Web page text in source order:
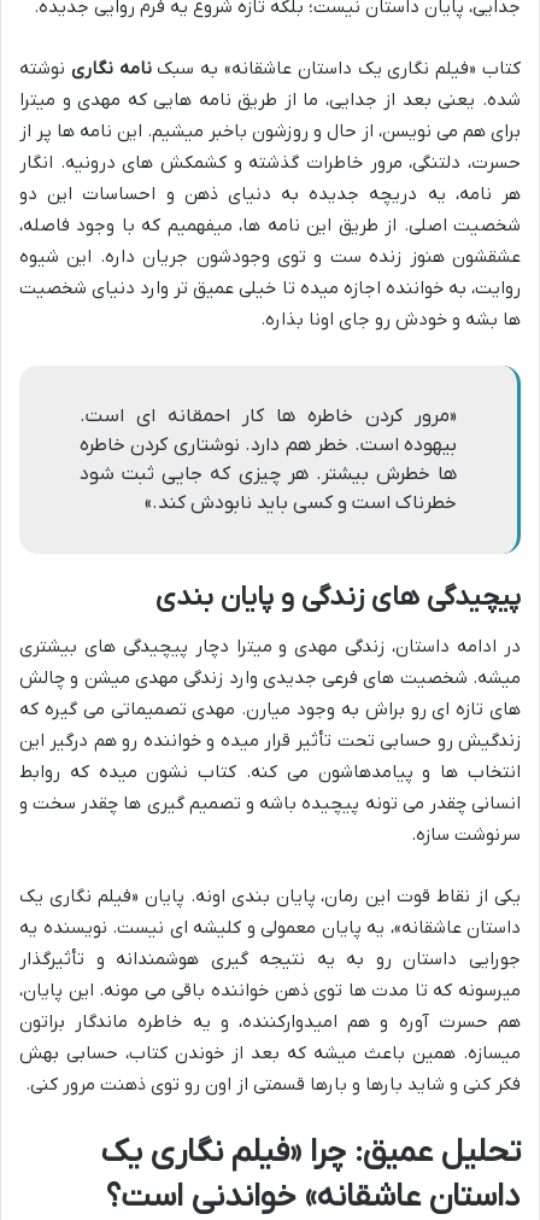
جدایی، پایان داستان نیست؛ بلکه تازه شروع یه فرم روایی جدیده.
کتاب «فیلم نگاری یک داستان عاشقانه» به سبکنامه نگاری نوشته
شده. یعنی بعد از جدایی، ما از طریق نامه هایی که مهدی و میترا
برای هم می نویسن، از حال و روزشون باخبر میشیم. این نامه ها پر از
حسرت، دلتنگی، مرور خاطرات گذشته و کشمکش های درونیه. انگار
هر نامه، یه دریچه جدیده به دنیای ذهن و احساسات این دو
شخصیت اصلی. از طریق این نامه ها، میفهمیم که با وجود فاصله،
عشقشون هنوز زنده ست و توی وجودشون جریان داره. این شیوه
روایت، به خواننده اجازه میده تا خیلی عمیق تر وارد دنیای شخصیت
ها بشه و خودش رو جای اونا بذاره.
«مرور کردن خاطره ها کار احمقانه ای است.
بیهوده است. خطر هم دارد. نوشتاری کردن خاطره
ها خطرش بیشتر. هر چیزی که جایی ثبت شود
خطرناک است و کسی باید نابودش کند.»
پیچیدگی های زندگی و پایان بندی
در ادامه داستان، زندگی مهدی و میترا دچار پیچیدگی های بیشتری
میشه. شخصیت های فرعی جدیدی وارد زندگی مهدی میشن و چالش
های تازه ای رو براش به وجود میارن. مهدی تصمیماتی می گیره که
زندگیش رو حسابی تحت تأثیر قرار میده و خواننده رو هم درگیر این
انتخاب ها و پیامدهاشون می کنه. کتاب نشون میده که روابط
انسانی چقدر می تونه پیچیده باشه و تصمیم گیری ها چقدر سخت و
سرنوشت سازه.
یکی از نقاط قوت این رمان، پایان بندی اونه. پایان «فیلم نگاری یک
داستان عاشقانه»، یه پایان معمولی و کلیشه ای نیست. نویسنده یه
جورایی داستان رو به یه نتیجه گیری هوشمندانه و تأثیرگذار
میرسونه که تا مدت ها توی ذهن خواننده باقی می مونه. این پایان،
هم حسرت آوره و هم امیدوارکننده، و یه خاطره ماندگار براتون
میسازه. همین باعث میشه که بعد از خوندن کتاب، حسابی بهش
فکر کنی و شاید بارها و بارها قسمتی از اون رو توی ذهنت مرور کنی.
تحلیل عمیق: چرا «فیلم نگاری یک
داستان عاشقانه» خواندنی است؟